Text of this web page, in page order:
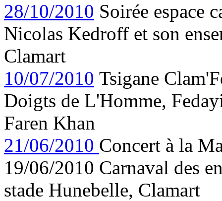
28/10/2010 Soirée espace
Nicolas Kedroff et son
Clamart
10/07/2010 Tsigane
Doigts de L'Homme,
Faren Khan
21/06/2010 Concert à la
19/06/2010 Carnaval des
stade Hunebelle, Clamart